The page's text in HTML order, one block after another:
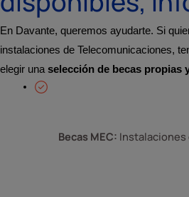
En Davante, queremos ayudarte. Si
instalaciones de Telecomunicaciones,
elegir una selección de becas propias
Becas MEC: Instalaciones